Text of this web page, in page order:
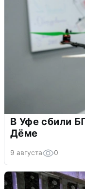
В Уфе сбили
Дёме
9 августа 0